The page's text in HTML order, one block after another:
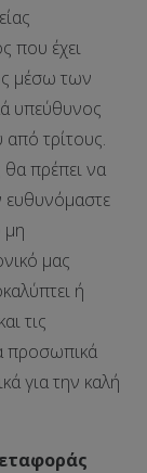
που έχει
μέσω των
υπεύθυνος
από τρίτους.
πρέπει να
ευθυνόμαστε
μη
μας
ή
τις
προσωπικά
για την καλή